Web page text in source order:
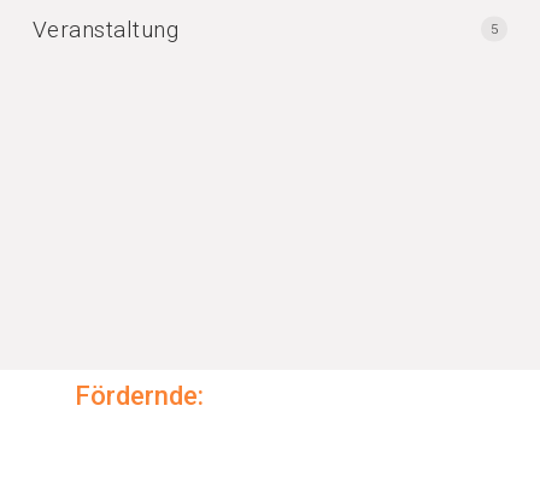
Veranstaltung 5
Fördernde: